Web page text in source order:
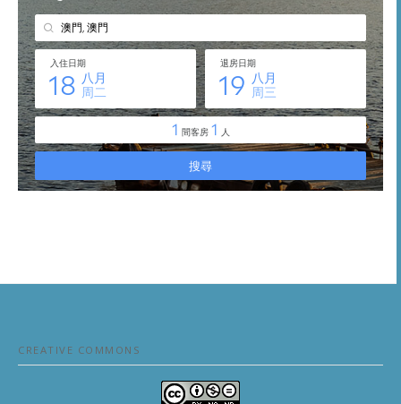
CREATIVE COMMONS